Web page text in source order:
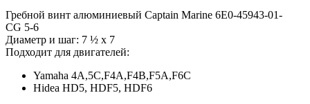
Гребной винт алюминиевый Captain Marine 6E0-45943-01-
CG 5-6
Диаметр и шаг: 7 ½ х 7
Подходит для двигателей:
Yamaha 4A,5C,F4A,F4B,F5A,F6C
Hidea HD5, HDF5, HDF6